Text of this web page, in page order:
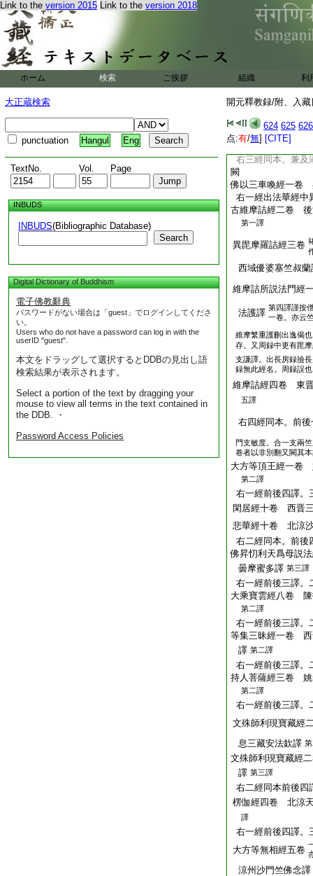
Link to the version 2015 Link to the version 2018
ホーム 検索 ご挨拶 組織 利
大正蔵検索
punctuation Hangul Eng
TextNo. Vol. Page
INBUDS
INBUDS(Bibliographic Database)
Search
Digital Dictionary of Buddhism
電子佛教辭典
パスワードがない場合は「guest」でログインしてくださ
い。
Users who do not have a password can log in with the
userID "guest".
本文をドラッグして選択するとDDBの見出し語
検索結果が表示されます。
Select a portion of the text by dragging your
mouse to view all terms in the text contained in
the DDB. ・
Password Access Policies
開元釋教録/附、入
624 625 626
点:有/無] [CITE]
正
良接譯 出翻經圖第
薩芸芬陀利經六卷
元年譯。薩芸芬陀利
不合再出。名目既殊
芸芬陀利是梵語。正
方等法華經五卷
譯
右三經同本。兼及
闕
佛以三車喚經一卷
右一經出法華經中
古維摩詰經二卷 後
第一譯
異毘摩羅詰經三卷
西域優婆塞竺叔蘭
維摩詰所説法門經
法護譯 第四譯謹按
一卷。亦云
維摩繁重護刪出逸偈
存。又周録中更有毘
支謙譯。出長房録撿
録無此經名。周録誤也
維摩詰經四卷 東
五譯
右四經同本。前
門支敏度。合一支兩
卷者以非別翻又闕其
大方等頂王經一卷
第二譯
右一經前後四譯。
閑居經十卷 西晋
悲華經十卷 北涼
右二經同本。前後
佛昇忉利天爲母説
曇摩蜜多譯 第三譯
右一經前後三譯。
大乘寶雲經八卷 陳
第二譯
右一經前後三譯。
等集三昧經一卷 西
譯 第二譯
右一經前後三譯。
持人菩薩經三卷 姚
第二譯
右一經前後三譯。
文殊師利現寶藏經
息三藏安法欽譯
文殊師利現寶藏經
譯 第三譯
右二經同本前後四
楞伽經四卷 北涼
譯
右一經前後四譯。
大方等無相經五卷
涼州沙門竺佛念譯